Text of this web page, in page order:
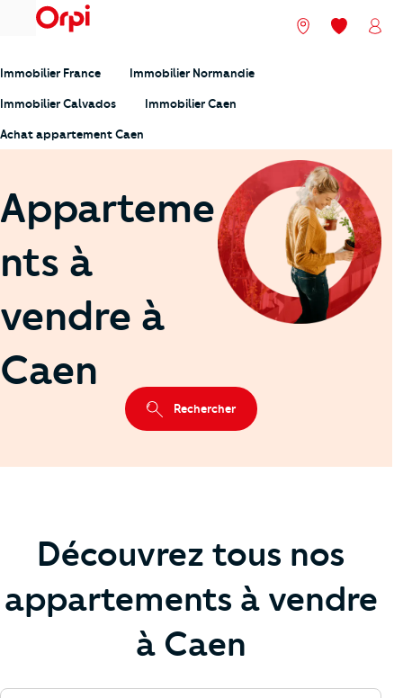
menu Nos agences
Mes
Immobilier France Immobilier Normandie
Immobilier Calvados Immobilier Caen
Achat appartement Caen
Apparteme
nts à
vendre à
Caen
Rechercher
Découvrez tous nos
appartements à vendre
à Caen